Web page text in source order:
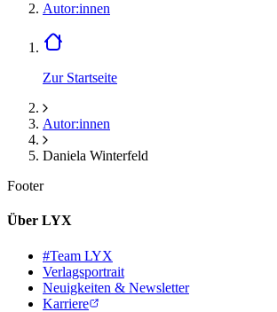
Autor:innen
Zur Startseite
Autor:innen
Daniela Winterfeld
Footer
Über LYX
#Team LYX
Verlagsportrait
Neuigkeiten & Newsletter
Karriere